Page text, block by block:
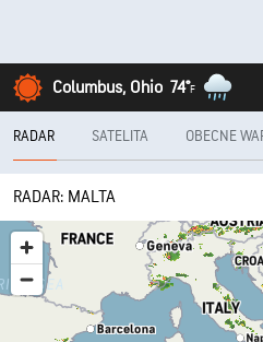
Columbus, Ohio 74°F
RADAR SATELITA OBECNE
RADAR: MALTA